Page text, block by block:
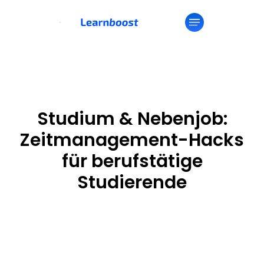
Studium & Nebenjob:
Zeitmanagement-Hacks
für berufstätige
Studierende